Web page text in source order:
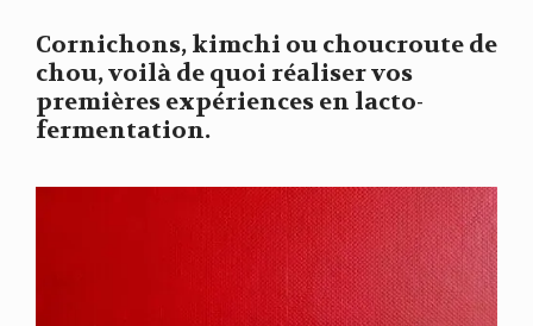
Cornichons, kimchi ou choucroute de
chou, voilà de quoi réaliser vos
premières expériences en lacto-
fermentation.